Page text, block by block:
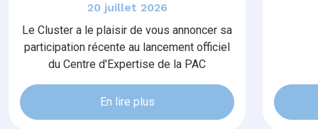
20 juillet 2026
Le Cluster a le plaisir de vous annoncer sa
participation récente au lancement officiel
du Centre d'Expertise de la PAC
En lire plus